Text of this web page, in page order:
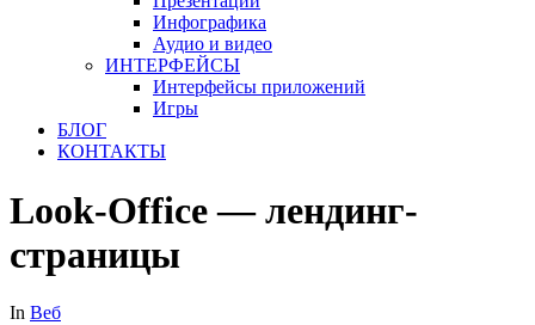
Инфографика
Аудио и видео
ИНТЕРФЕЙСЫ
Интерфейсы приложений
Игры
БЛОГ
КОНТАКТЫ
Look-Office — лендинг-
страницы
In Веб